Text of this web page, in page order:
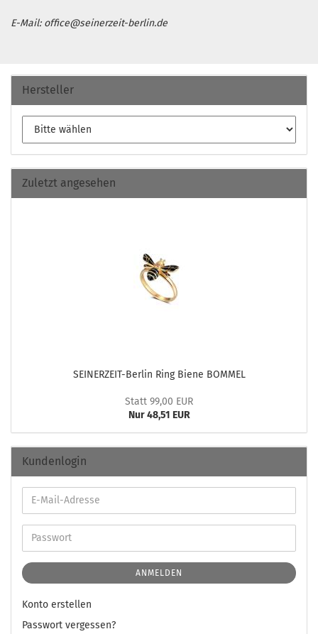
E-Mail: office@seinerzeit-berlin.de
Hersteller
Zuletzt angesehen
SEINERZEIT-​Berlin Ring Biene BOM­MEL
Statt 99,00 EUR
Nur 48,51 EUR
Kundenlogin
ANMELDEN
Konto erstellen
Passwort vergessen?